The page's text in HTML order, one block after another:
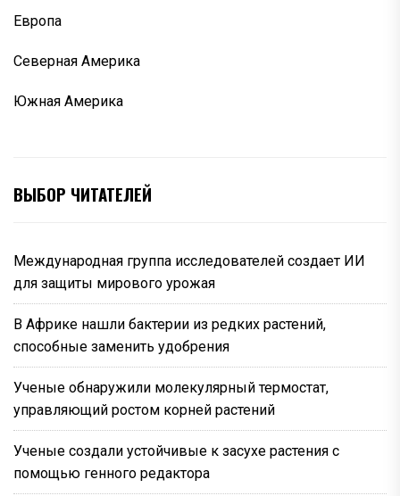
Европа
Северная Америка
Южная Америка
ВЫБОР ЧИТАТЕЛЕЙ
Международная группа исследователей создает ИИ
для защиты мирового урожая
В Африке нашли бактерии из редких растений,
способные заменить удобрения
Ученые обнаружили молекулярный термостат,
управляющий ростом корней растений
Ученые создали устойчивые к засухе растения с
помощью генного редактора